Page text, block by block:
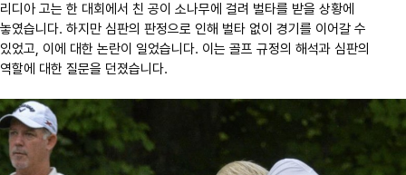
리디아 고는 한 대회에서 친 공이 소나무에 걸려 벌타를 받을 상황에
놓였습니다. 하지만 심판의 판정으로 인해 벌타 없이 경기를 이어갈 수
있었고, 이에 대한 논란이 일었습니다. 이는 골프 규정의 해석과 심판의
역할에 대한 질문을 던졌습니다.